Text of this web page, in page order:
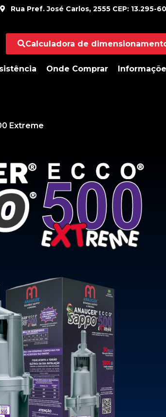
Rua Pref. José Carlos, 2555 CEP: 13.295-
Calculadora de
Onde Comprar
Extreme